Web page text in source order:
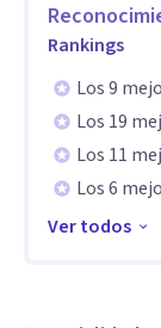
Especialista en
dependencias
compulsiones),
sexuales, etc,
Rankings
Los 9
Los 19
Los 11
Los 6
Ver todos